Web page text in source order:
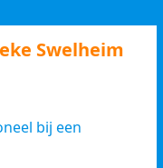
Swelheim
bij een